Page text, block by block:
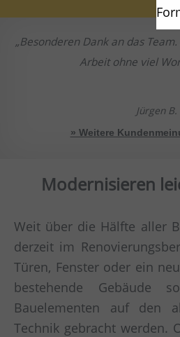
Besonderen Dank an das
Arbeit ohne viel
Jürgen B.
» Weitere
Modernisieren
Weit über die Hälfte aller
derzeit im
Türen, Fenster oder ein
bestehende Gebäude
Bauelementen auf den
Technik gebracht werden.